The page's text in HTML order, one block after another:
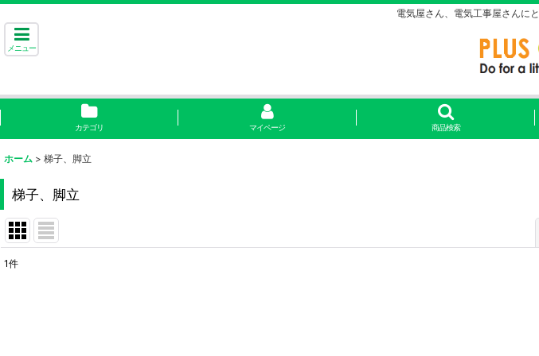
電気屋さん、電気工事屋さんに
メニュー
カテゴリ マイページ 商品検索
ホーム > 梯子、脚立
梯子、脚立
1件